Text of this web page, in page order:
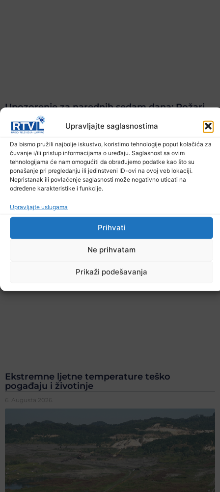
Upravljajte saglasnostima
Da bismo pružili najbolje iskustvo, koristimo tehnologije poput kolačića za
čuvanje i/ili pristup informacijama o uređaju. Saglasnost sa ovim
tehnologijama će nam omogućiti da obrađujemo podatke kao što su
ponašanje pri pregledanju ili jedinstveni ID-ovi na ovoj veb lokaciji.
Nepristanak ili povlačenje saglasnosti može negativno uticati na
određene karakteristike i funkcije.
Upravljajte uslugama
Prihvati
Ne prihvatam
Prikaži podešavanja
Upozorenje za narednih sedam dana: Požari
prijete Balkanu, u rizičnoj zoni nalazi se i BiH
6. Augusta 2026.
Ekstremne ljetne temperature teško
pogađaju i životinje
6. Augusta 2026.